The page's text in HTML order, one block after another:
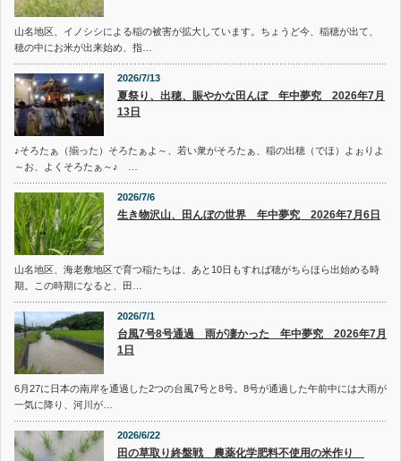
山名地区、イノシシによる稲の被害が拡大しています。ちょうど今、稲穂が出て、
穂の中にお米が出来始め、指…
2026/7/13
夏祭り、出穂、賑やかな田んぼ 年中夢究 2026年7月
13日
♪そろたぁ（揃った）そろたぁよ～、若い衆がそろたぁ、稲の出穂（でほ）よぉりよ
～お、よくそろたぁ～♪ …
2026/7/6
生き物沢山、田んぼの世界 年中夢究 2026年7月6日
山名地区、海老敷地区で育つ稲たちは、あと10日もすれば穂がちらほら出始める時
期。この時期になると、田…
2026/7/1
台風7号8号通過 雨が凄かった 年中夢究 2026年7月
1日
6月27に日本の南岸を通過した2つの台風7号と8号。8号が通過した午前中には大雨が
一気に降り、河川が…
2026/6/22
田の草取り終盤戦 農薬化学肥料不使用の米作り